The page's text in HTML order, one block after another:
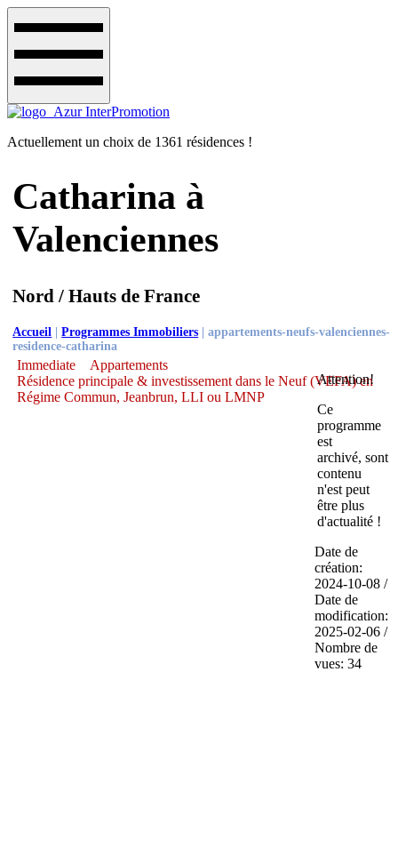
Actuellement un choix de 1361 résidences !
Catharina à
Valenciennes
Nord / Hauts de France
Accueil |Programmes Immobiliers |appartements-neufs-valenciennes-
residence-catharina
Immediate
Appartements
Résidence principale & investissement dans le Neuf (VEFA) en
Régime Commun, Jeanbrun, LLI ou LMNP
Attention!
Ce
programme
est
archivé, sont
contenu
n'est peut
être plus
d'actualité !
Date de
création:
2024-10-08 /
Date de
modification:
2025-02-06 /
Nombre de
vues: 34